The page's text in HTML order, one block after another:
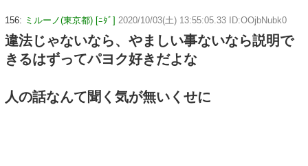
156: ミルーノ(東京都) [ﾆﾀﾞ] 2020/10/03(土) 13:55:05.33 ID:OOjbNubk0
違法じゃないなら、やましい事ないなら説明で
きるはずってパヨク好きだよな
人の話なんて聞く気が無いくせに